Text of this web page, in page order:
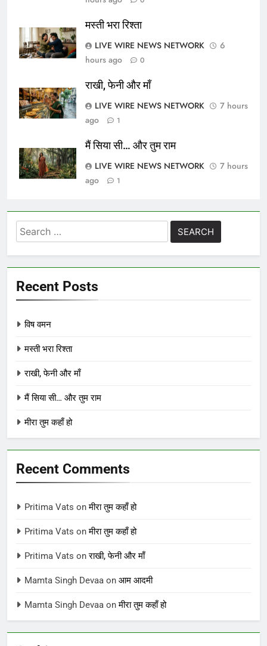
मस्ती भरा रिश्ता
LIVE WIRE NEWS NETWORK
6
hours ago
0
राखी, फेनी और माँ
LIVE WIRE NEWS NETWORK
7 hours
ago
1
मैं सिया सी… और तुम राम
LIVE WIRE NEWS NETWORK
7 hours
ago
1
Search
for:
Recent Posts
विष वमन
मस्ती भरा रिश्ता
राखी, फेनी और माँ
मैं सिया सी… और तुम राम
मीरा तुम कहाँ हो
Recent Comments
Pritima Vats onमीरा तुम कहाँ हो
Pritima Vats onमीरा तुम कहाँ हो
Pritima Vats onराखी, फेनी और माँ
Mamta Singh Devaa on आम आदमी
Mamta Singh Devaa onमीरा तुम कहाँ हो